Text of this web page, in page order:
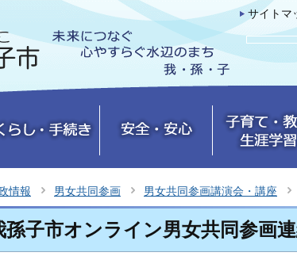
サイトマ
情報 男女共同参画 男女共同参画講演会・講座
孫子市オンライン男女共同参画